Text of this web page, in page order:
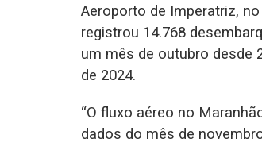
Aeroporto de Imperatriz,
registrou 14.768
um mês de outubro desde
de 2024.
“O fluxo aéreo no
dados do mês de